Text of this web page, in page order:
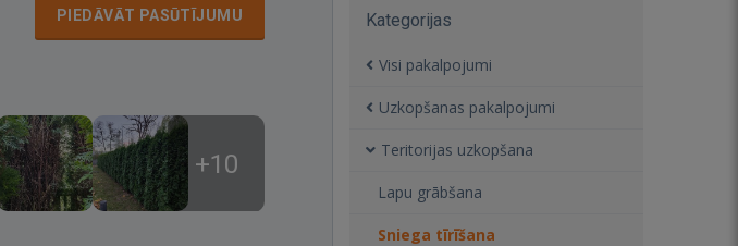
PIEDĀVĀT PASŪTĪJUMU
+10
Kategorijas
Visi pakalpojumi
Uzkopšanas pakalpojumi
Teritorijas uzkopšana
Lapu grābšana
Sniega tīrīšana